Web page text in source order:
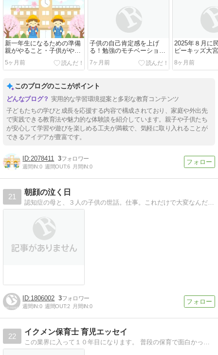
新一年生になるための準備
親がやること・子供がやる
こと別に解説
5ヶ月前
子供の自己肯定感を上げ
る！勉強のモチベーション
を無理なく引き出す方法
7ヶ月前
2025年８月に
ピーキッズ大
ープン、さら
に浦和駅前校
8ヶ月前
このブログのここがポイント
実用的な学習環境提案と多彩な教育コンテンツ
子どもたちの学びと成長を応援する内容で構成されており、家庭や外出先
で実践できる教育法や魅力的な体験談を紹介しています。親子や子供たち
が安心して学習や遊びを楽しめる工夫が満載で、気軽に取り入れることが
できるアイデアが豊富です。
2078411 3
週間IN:0 週間OUT:6 月間IN:0
21
朝顔の泣く日
認知症の母と、３人の子供の世話。仕事。これだけで大変なんだよー。そこに、田舎の相続問題。知ってたー？相続するものが無い方がもめるんだよー。
1806002 3
週間IN:0 週間OUT:2 月間IN:0
22
イクメン保育士 育児エッセイ
この業界に入って１０年目になります。 普段の保育で面白かったこと、体験談、ちょっと問題のある子への対応、そして全く関係ない私のプレイベートなんて書いていこうか…